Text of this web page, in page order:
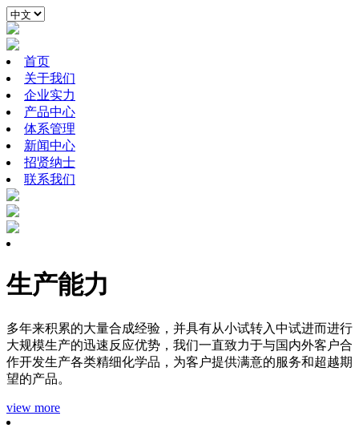
首页
关于我们
企业实力
产品中心
体系管理
新闻中心
招贤纳士
联系我们
生产能力
多年来积累的大量合成经验，并具有从小试转入中试进而进行
大规模生产的迅速反应优势，我们一直致力于与国内外客户合
作开发生产各类精细化学品，为客户提供满意的服务和超越期
望的产品。
view more